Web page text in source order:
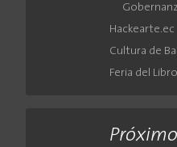
Hackearte.ec
Cultura de
Feria del